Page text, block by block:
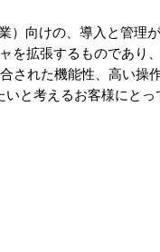
）向けの、導入と管理
を拡張するものであり
された機能性、高い操
と考えるお客様にとっ